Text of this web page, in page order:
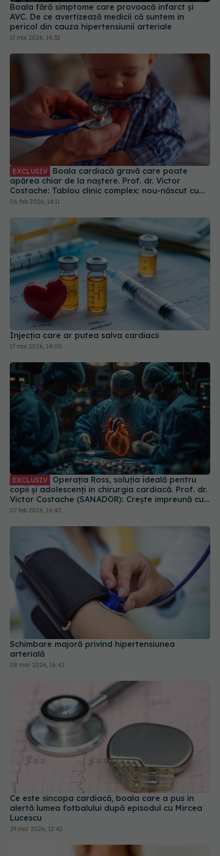
Boala fără simptome care provoacă infarct și
AVC. De ce avertizează medicii că suntem în
pericol din cauza hipertensiunii arteriale
17 mai 2026, 18:32
EXCLUSIV
apărea chiar de la naștere. Prof. dr. Victor
Costache: Tablou clinic complex: nou-născut cu
stenoză aortică
06 feb 2026, 14:11
Injecția care ar putea salva cardiacii
17 mai 2026, 14:00
EXCLUSIV
copii și adolescenți în chirurgia cardiacă. Prof. dr.
Victor Costache (SANADOR): Crește împreună cu
ei
07 feb 2026, 16:43
Schimbare majoră privind hipertensiunea
arterială
08 mar 2026, 16:42
Ce este sincopa cardiacă, boala care a pus în
alertă lumea fotbalului după episodul cu Mircea
Lucescu
29 mar 2026, 12:42